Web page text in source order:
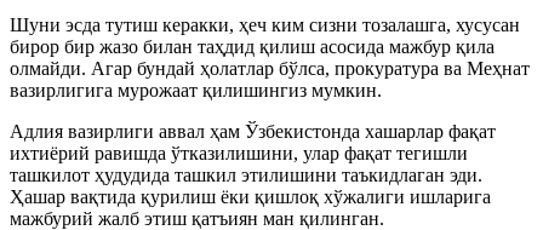
Шуни эсда тутиш керакки, ҳеч ким сизни тозалашга, хусусан
бирор бир жазо билан таҳдид қилиш асосида мажбур қила
олмайди. Агар бундай ҳолатлар бўлса, прокуратура ва Меҳнат
вазирлигига мурожаат қилишингиз мумкин.
Адлия вазирлиги аввал ҳам Ўзбекистонда хашарлар фақат
ихтиёрий равишда ўтказилишини, улар фақат тегишли
ташкилот ҳудудида ташкил этилишини таъкидлаган эди.
Ҳашар вақтида қурилиш ёки қишлоқ хўжалиги ишларига
мажбурий жалб этиш қатъиян ман қилинган.